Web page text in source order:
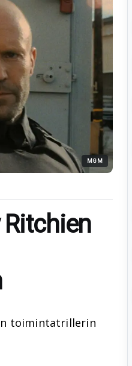
MGM
Ritchien
toimintatrillerin